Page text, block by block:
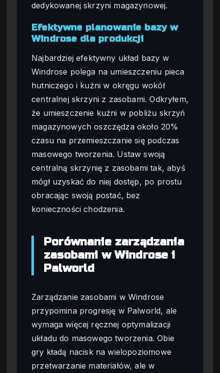
dedykowanej skrzyni magazynowej.
Efektywne planowanie bazy w
Windrose dla produkcji
Najbardziej efektywny układ bazy w
Windrose polega na umieszczeniu pieca
hutniczego i kuźni w okręgu wokół
centralnej skrzyni z zasobami. Odkryłem,
że umieszczenie kuźni w pobliżu skrzyń
magazynowych oszczędza około 20%
czasu na przemieszczanie się podczas
masowego tworzenia. Ustaw swoją
centralną skrzynię z zasobami tak, abyś
mógł uzyskać do niej dostęp, po prostu
obracając swoją postać, bez
konieczności chodzenia.
Porównanie zarządzania
zasobami w Windrose i
Palworld
Zarządzanie zasobami w Windrose
przypomina progresję w Palworld, ale
wymaga więcej ręcznej optymalizacji
układu do masowego tworzenia. Obie
gry kładą nacisk na wielopoziomowe
przetwarzanie materiałów, ale w